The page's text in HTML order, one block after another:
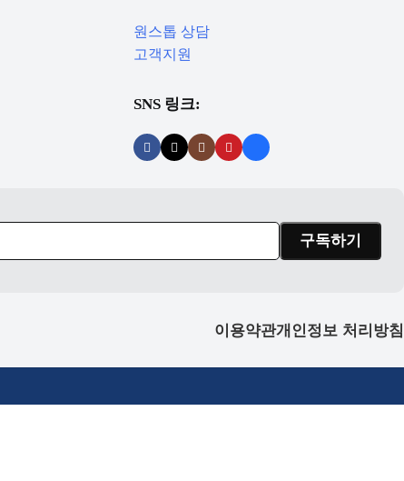
원스톱 상담
고객지원
SNS 링크:
이용약관개인정보 처리방침